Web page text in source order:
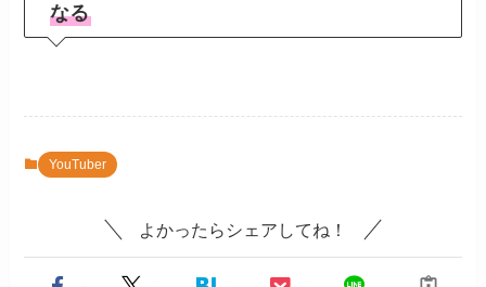
なる
YouTuber
よかったらシェアしてね！